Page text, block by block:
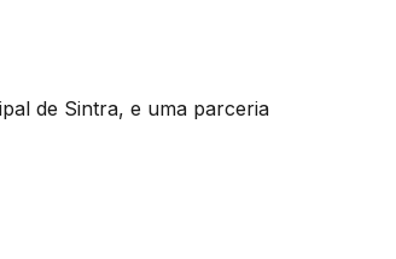
de Sintra, e uma parceria